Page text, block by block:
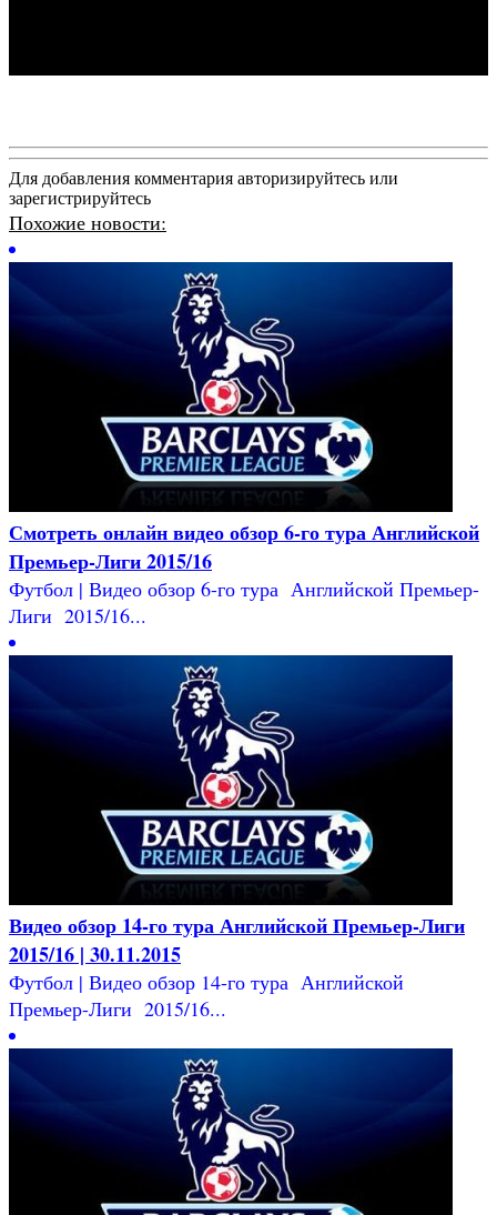
Для добавления комментария авторизируйтесь или
зарегистрируйтесь
Похожие новости:
Смотреть онлайн видео обзор 6-го тура Английской
Премьер-Лиги 2015/16
Футбол | Видео обзор 6-го тура Английской Премьер-
Лиги 2015/16...
Видео обзор 14-го тура Английской Премьер-Лиги
2015/16 | 30.11.2015
Футбол | Видео обзор 14-го тура Английской
Премьер-Лиги 2015/16...